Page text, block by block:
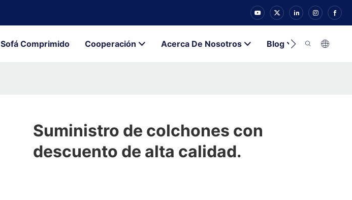
Sofá Comprimido Cooperación Acerca De Nosotros Blog Contacto
Suministro de colchones con
descuento de alta calidad.